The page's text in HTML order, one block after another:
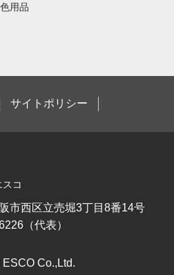
用品
サイトポリシー
コ
市西区立売堀3丁目8番14号
（代表）
Co.,Ltd.